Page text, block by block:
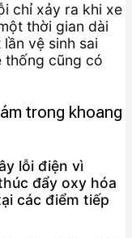
chỉ xảy ra khi xe
thời gian dài
vệ sinh sai
thống cũng có
trong khoang
lỗi điện vì
đẩy oxy hóa
các điểm tiếp